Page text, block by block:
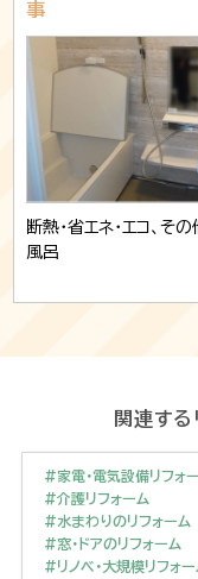
事
断熱・省エネ・エコ、その
風呂
関連する
#家電・電気設備リフォ
#介護リフォーム
#水まわりのリフォーム
#窓・ドアのリフォーム
#リノベ・大規模リフォー